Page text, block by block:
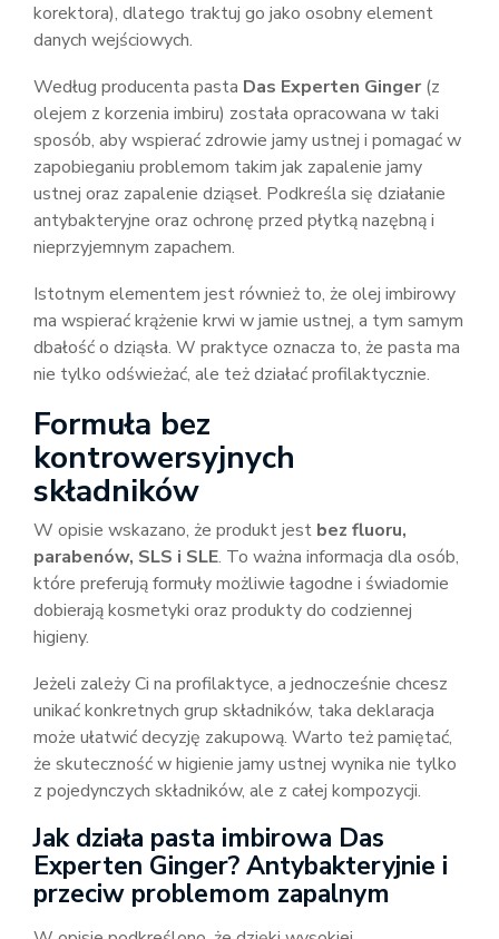
korektora), dlatego traktuj go jako osobny element
danych wejściowych.
Według producenta pasta Das Experten Ginger(z
olejem z korzenia imbiru) została opracowana w taki
sposób, aby wspierać zdrowie jamy ustnej i pomagać w
zapobieganiu problemom takim jak zapalenie jamy
ustnej oraz zapalenie dziąseł. Podkreśla się działanie
antybakteryjne oraz ochronę przed płytką nazębną i
nieprzyjemnym zapachem.
Istotnym elementem jest również to, że olej imbirowy
ma wspierać krążenie krwi w jamie ustnej, a tym samym
dbałość o dziąsła. W praktyce oznacza to, że pasta ma
nie tylko odświeżać, ale też działać profilaktycznie.
Formuła bez
kontrowersyjnych
składników
W opisie wskazano, że produkt jest bez fluoru,
parabenów, SLS i SLE. To ważna informacja dla osób,
które preferują formuły możliwie łagodne i świadomie
dobierają kosmetyki oraz produkty do codziennej
higieny.
Jeżeli zależy Ci na profilaktyce, a jednocześnie chcesz
unikać konkretnych grup składników, taka deklaracja
może ułatwić decyzję zakupową. Warto też pamiętać,
że skuteczność w higienie jamy ustnej wynika nie tylko
z pojedynczych składników, ale z całej kompozycji.
Jak działa pasta imbirowa Das
Experten Ginger? Antybakteryjnie i
przeciw problemom zapalnym